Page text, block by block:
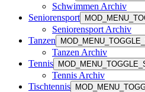
Schwimmen Archiv
Seniorensport
Seniorensport Archiv
Tanzen
Tanzen Archiv
Tennis
Tennis Archiv
Tischtennis